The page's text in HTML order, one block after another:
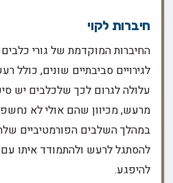
חיברות לקוי
החיברות המוקדמת של גורי כלבים
לגירויים סביבתיים שונים, כולל
עלולה לגרום לכך שלכלבים יש
מרעש, מכיוון שהם אולי לא
במהלך השלבים הפורמטיביים
להסתגל לרעש ולהתמודד איתו
להיפגע.